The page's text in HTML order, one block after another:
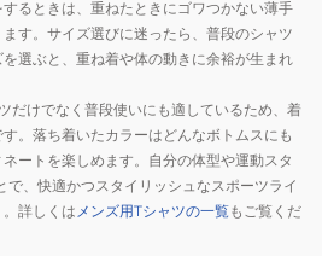
るときは、重ねたときにゴワつかない薄手
す。サイズ選びに迷ったら、普段のシャツ
選ぶと、重ね着や体の動きに余裕が生まれ
だけでなく普段使いにも適しているため、着
。落ち着いたカラーはどんなボトムスにも
ートを楽しめます。自分の体型や運動スタ
で、快適かつスタイリッシュなスポーツライ
詳しくは メンズ用Tシャツの一覧もご覧くだ